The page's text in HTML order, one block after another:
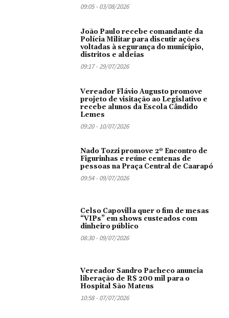
09:05 - 03/08/2026
João Paulo recebe comandante da
Polícia Militar para discutir ações
voltadas à segurança do município,
distritos e aldeias
09:17 - 29/07/2026
Vereador Flávio Augusto promove
projeto de visitação ao Legislativo e
recebe alunos da Escola Cândido
Lemes
09:20 - 10/07/2026
Nado Tozzi promove 2º Encontro de
Figurinhas e reúne centenas de
pessoas na Praça Central de Caarapó
09:54 - 09/07/2026
Celso Capovilla quer o fim de mesas
“VIPs” em shows custeados com
dinheiro público
08:30 - 09/07/2026
Vereador Sandro Pacheco anuncia
liberação de R$ 200 mil para o
Hospital São Mateus
10:58 - 07/07/2026